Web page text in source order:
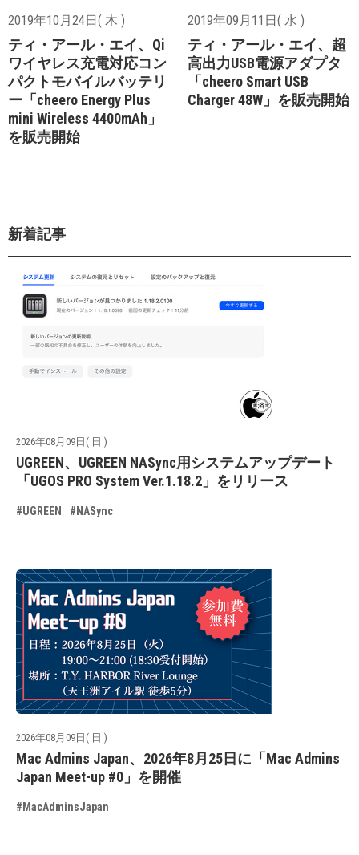
2019年10月24日( 木 )
ティ・アール・エイ、Qi
ワイヤレス充電対応コン
パクトモバイルバッテリ
ー「cheero Energy Plus
mini Wireless 4400mAh」
を販売開始
2019年09月11日( 水 )
ティ・アール・エイ、超
高出力USB電源アダプタ
「cheero Smart USB
Charger 48W」を販売開始
新着記事
2026年08月09日( 日 )
UGREEN、UGREEN NASync用システムアップデート
「UGOS PRO System Ver.1.18.2」をリリース
#UGREEN #NASync
2026年08月09日( 日 )
Mac Admins Japan、2026年8月25日に「Mac Admins
Japan Meet-up #0」を開催
#MacAdminsJapan